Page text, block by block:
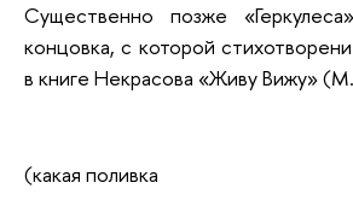
Существенно позже
концовка, с которой
в книге Некрасова «Живу Вижу»
(какая поливка